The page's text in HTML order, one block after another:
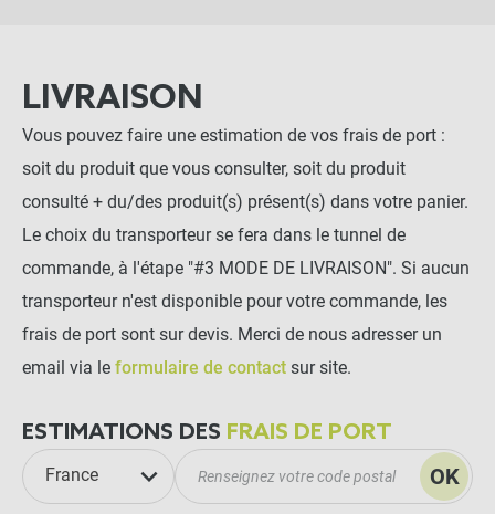
LIVRAISON
Vous pouvez faire une estimation de vos frais de port :
soit du produit que vous consulter, soit du produit
consulté + du/des produit(s) présent(s) dans votre panier.
Le choix du transporteur se fera dans le tunnel de
commande, à l'étape "#3 MODE DE LIVRAISON". Si aucun
transporteur n'est disponible pour votre commande, les
frais de port sont sur devis. Merci de nous adresser un
email via le formulaire de contact sur site.
ESTIMATIONS DES FRAIS DE PORT
France OK